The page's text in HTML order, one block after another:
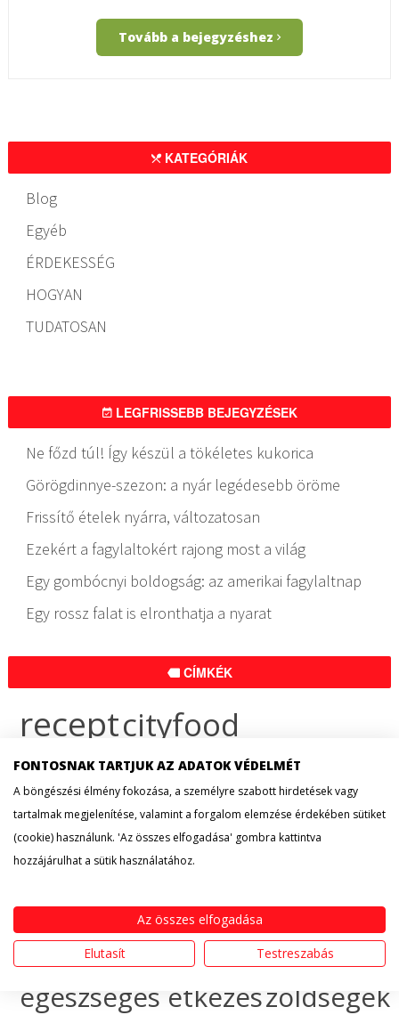
Tovább a bejegyzéshez
KATEGÓRIÁK
Blog
Egyéb
ÉRDEKESSÉG
HOGYAN
TUDATOSAN
LEGFRISSEBB BEJEGYZÉSEK
Ne főzd túl! Így készül a tökéletes kukorica
Görögdinnye-szezon: a nyár legédesebb öröme
Frissítő ételek nyárra, változatosan
Ezekért a fagylaltokért rajong most a világ
Egy gombócnyi boldogság: az amerikai fagylaltnap
Egy rossz falat is elronthatja a nyarat
CÍMKÉK
receptcityfood
érdekességhogyan
készítsemegészséges
táplálkozássütemény
gyümölcsünnepebéd
házhozszállítás hogyan
egészséges étkezészöldségek
FONTOSNAK TARTJUK AZ ADATOK VÉDELMÉT
A böngészési élmény fokozása, a személyre szabott hirdetések vagy
tartalmak megjelenítése, valamint a forgalom elemzése érdekében sütiket
(cookie) használunk. 'Az összes elfogadása' gombra kattintva
hozzájárulhat a sütik használatához.
Az összes elfogadása
Elutasít
Testreszabás